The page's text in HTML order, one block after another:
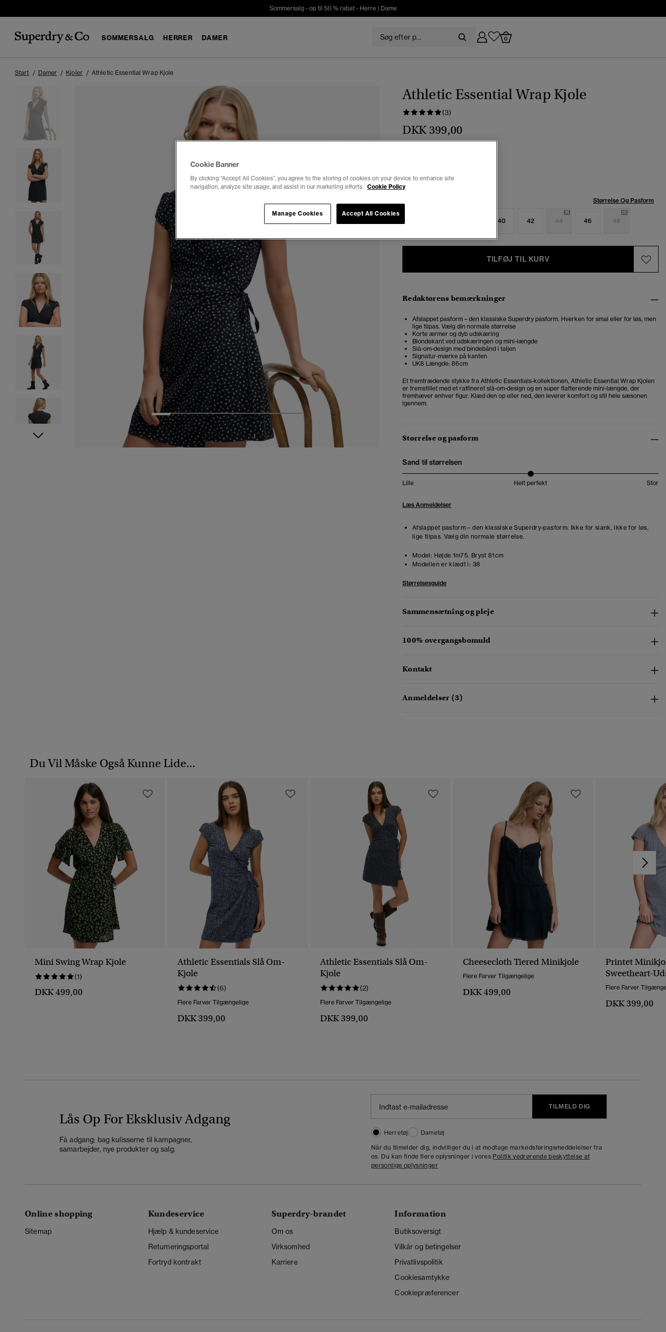
Sommersalg - op til 50 % rabat - Herre| Dame
SOMMERSALG HERRER DAMER 0
Start Damer Kjoler Athletic Essential Wrap Kjole
1 2 3 4 5 6 7
Athletic Essential Wrap Kjole
(3)
DKK 399,00
Størrelse Og Pasform
40 42 44 46 48
TILFØJ TIL KURV
Redaktørens bemærkninger
Afslappet pasform – den klassiske Superdry pasform. Hverken for smal eller for løs, men
lige tilpas. Vælg din normale størrelse
Korte ærmer og dyb udskæring
Blondekant ved udskæringen og mini-længde
Slå-om-design med bindebånd i taljen
Signatur-mærke på kanten
UK8 Længde: 86cm
Et fremtrædende stykke fra Athletic Essentials-kollektionen, Athletic Essential Wrap Kjolen
er fremstillet med et raffineret slå-om-design og en super flatterende mini-længde, der
fremhæver enhver figur. Klæd den op eller ned, den leverer komfort og stil hele sæsonen
igennem.
Størrelse og pasform
Sand til størrelsen
Lille Helt perfekt Stor
Læs Anmeldelser
Afslappet pasform – den klassiske Superdry-pasform. Ikke for slank, ikke for løs,
lige tilpas. Vælg din normale størrelse.
Model: Højde 1m75. Bryst 81cm
Modellen er klædt i: 38
Størrelsesguide
Sammensætning og pleje
100% overgangsbomuld
Kontakt
Anmeldelser (3)
Du Vil Måske Også Kunne Lide...
Mini Swing Wrap Kjole
(1)
DKK 499,00
Athletic Essentials Slå Om-
Kjole
(6)
Flere Farver Tilgængelige
DKK 399,00
Athletic Essentials Slå Om-
Kjole
(2)
Flere Farver Tilgængelige
DKK 399,00
Cheesecloth Tiered Minikjole
Flere Farver Tilgængelige
DKK 499,00
Printet
Sweetheart-
Korte Ærmer
Flere Farver
DKK 399,00
Lås Op For Eksklusiv Adgang
Få adgang: bag kulisserne til kampagner,
samarbejder, nye produkter og salg.
TILMELD DIG
Herretøj
Dametøj
Når du tilmelder dig, indvilliger du i at modtage markedsføringsmeddelelser fra
os. Du kan finde flere oplysninger i vores Politik vedrørende beskyttelse af
personlige oplysninger
Online shopping
Sitemap
Kundeservice
Hjælp & kundeservice
Returneringsportal
Fortryd kontrakt
Superdry-brandet
Om os
Virksomhed
Karriere
Information
Butiksoversigt
Vilkår og betingelser
Privatlivspolitik
Cookiesamtykke
Cookiepræferencer
Cookie Banner
By clicking “Accept All Cookies”, you agree to the storing of cookies on your device to enhance site
navigation, analyze site usage, and assist in our marketing efforts. Cookie Policy
Accept All Cookies
Manage Cookies